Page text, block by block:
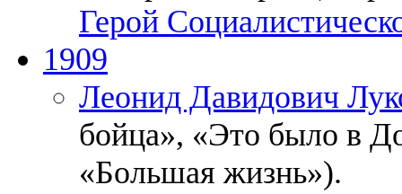
Герой
1909
Леонид Давидович
бойца», «Это было в
«Большая жизнь»).